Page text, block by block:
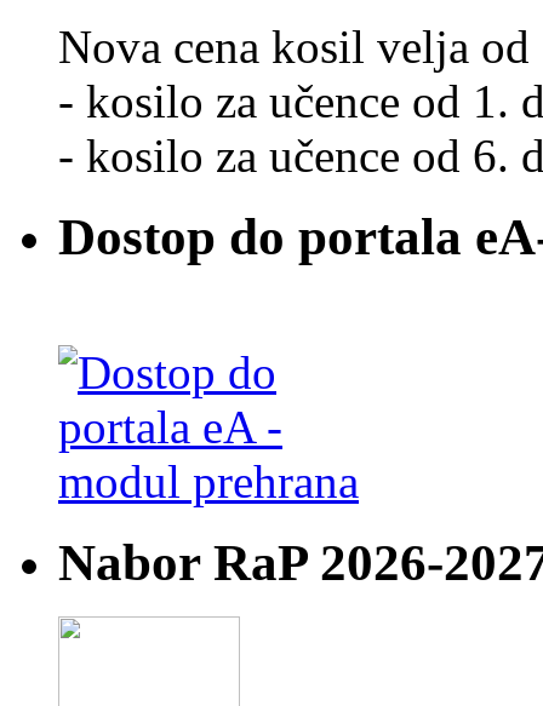
Nova cena kosil velja
- kosilo za učence od 1.
- kosilo za učence od 6.
Dostop do portala
Nabor RaP 2026-